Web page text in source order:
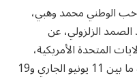
الوطني محمد وهبي،
الزلزولي، عن
المتحدة الأمريكية،
كندا، المكسيك، خلال الفترة الممتدة ما بين 11 يونيو الجاري و19